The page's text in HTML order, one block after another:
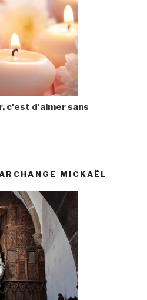
c'est d'aimer sans
MICKAËL